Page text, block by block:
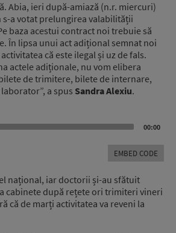
Abia, ieri după-amiază (n.r. miercuri)
s-a votat prelungirea valabilității
baza acestui contract noi trebuie să
În lipsa unui act adițional semnat noi
că este ilegal și uz de fals.
actele adiționale, nu vom elibera
de trimitere, bilete de internare,
a spus Sandra Alexiu.
00:00
EMBED CODE
național, iar doctorii și-au sfătuit
cabinete după rețete ori trimiteri vineri
că de marți activitatea va reveni la